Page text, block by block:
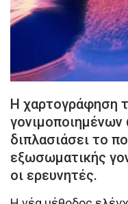
Η χαρτογράφηση
διπλασιάσει το
εξωσωματικής
οι ερευνητές.